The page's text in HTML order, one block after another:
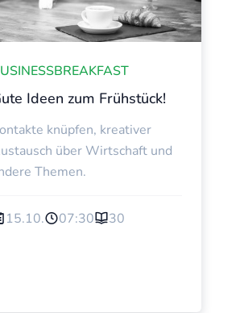
WIRTSCHAFTSFRAUEN
Ideen zum Frühstück!
knüpfen, kreativer
über Wirtschaft und
Themen.
15.10. 07:30 30